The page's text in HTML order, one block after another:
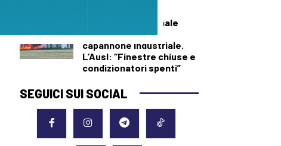
Maxi incendio a Finale
Emilia, in fiamme
capannone industriale.
L’Ausl: “Finestre chiuse e
condizionatori spenti”
SEGUICI SUI SOCIAL